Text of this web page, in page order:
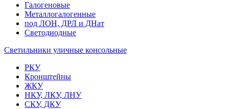
Галогеновые
Металлогалогенные
под ЛОН, ДРЛ и ДНат
Светодиодные
Светильники уличные консольные
РКУ
Кронштейны
ЖКУ
НКУ, ЛКУ, ЛНУ
СКУ, ДКУ